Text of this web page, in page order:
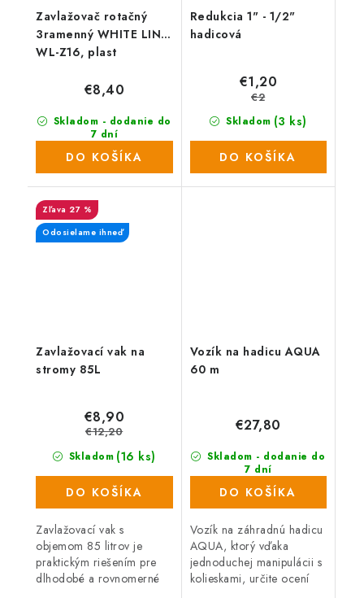
Zavlažovač rotačný
3ramenný WHITE LINE
WL-Z16, plast
Skladom - dodanie do
7 dní
(109 ks)
€8,40
DO KOŠÍKA
Redukcia 1" - 1/2"
hadicová
Skladom (3 ks)
€1,20
€2
DO KOŠÍKA
Zavlažovací vak na
stromy 85L
27 %
Odosielame ihneď
Skladom (16 ks)
€8,90
€12,20
DO KOŠÍKA
Zavlažovací vak s
objemom 85 litrov je
praktickým riešením pre
dlhodobé a rovnomerné
Vozík na hadicu AQUA
60 m
Skladom - dodanie do
7 dní
(338 ks)
€27,80
DO KOŠÍKA
Vozík na záhradnú hadicu
AQUA, ktorý vďaka
jednoduchej manipulácii s
kolieskami, určite ocení